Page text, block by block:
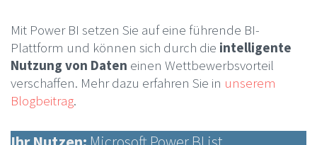
Mit Power BI setzen Sie auf eine führende BI-
Plattform und können sich durch die intelligente
Nutzung von Daten einen Wettbewerbsvorteil
verschaffen. Mehr dazu erfahren Sie in unserem
Blogbeitrag.